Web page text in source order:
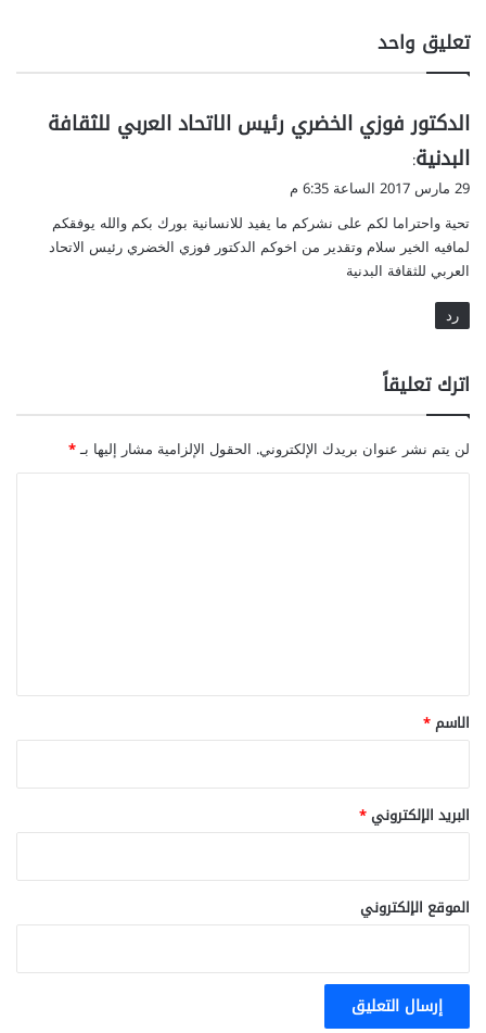
تعليق واحد
ي
ق
و
ل
الدكتور فوزي الخضري رئيس الاتحاد العربي للثقافة
البدنية:
29 مارس 2017 الساعة 6:35 م
تحية واحتراما لكم على نشركم ما يفيد للانسانية بورك بكم والله يوفقكم
لمافيه الخير سلام وتقدير من اخوكم الدكتور فوزي الخضري رئيس الاتحاد
العربي للثقافة البدنية
رد
اترك تعليقاً
لن يتم نشر عنوان بريدك الإلكتروني. الحقول الإلزامية مشار إليها بـ*
*
الاسم*
البريد الإلكتروني*
الموقع الإلكتروني